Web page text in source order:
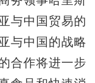
与中国贸易的
与中国的战略
合作将进一步